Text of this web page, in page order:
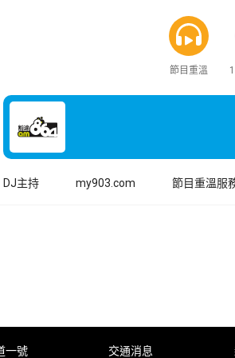
節目重溫
DJ主持 my903.com 節目重溫服
一號 交通消息